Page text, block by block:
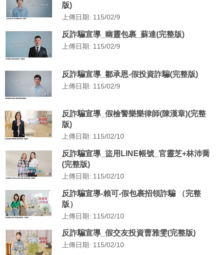
版)
上傳日期: 115/02/9
反詐騙宣導_幽靈包裹_蘇達(完整版)
上傳日期: 115/02/9
反詐騙宣導_鄒承恩-假投資詐騙(完整版)
上傳日期: 115/02/9
反詐騙宣導_假檢警樂樂律師(陳漢章)(完整
版)
上傳日期: 115/02/10
反詐騙宣導_盜用LINE帳號_官靈芝+林沛喬
(完整版)
上傳日期: 115/02/10
反詐騙宣導-賴可-假包裹招領詐騙 （完整
版）
上傳日期: 115/02/10
反詐騙宣導_假交友投資曹雅雯(完整版)
上傳日期: 115/02/10